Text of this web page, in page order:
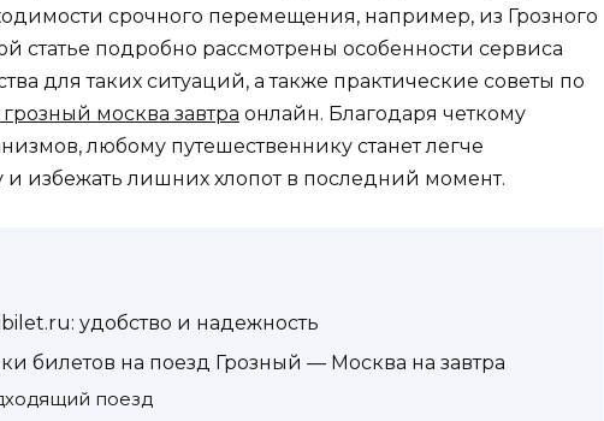
срочного перемещения, например, из Грозного
статье подробно рассмотрены особенности сервиса
для таких ситуаций, а также практические советы по
москва завтра онлайн. Благодаря четкому
любому путешественнику станет легче
и избежать лишних хлопот в последний момент.
удобство и надежность
билетов на поезд Грозный — Москва на завтра
поезд